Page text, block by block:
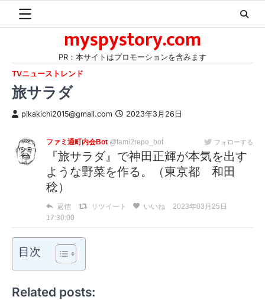
myspystory.com
PR：本サイトはプロモーションを含みます
TVニューストレンド
旅サラダ
pikakichi2015@gmail.com 2023年3月26日
ファミ通町内会Bot @fami2repo_bot フォローする
『旅サラダ』で神田正輝が本気を出す
ような野菜を作る。（東京都 和田
稔）
返信 リツイート いいね
2023年03月25日
17:30:00
目次
Related posts: